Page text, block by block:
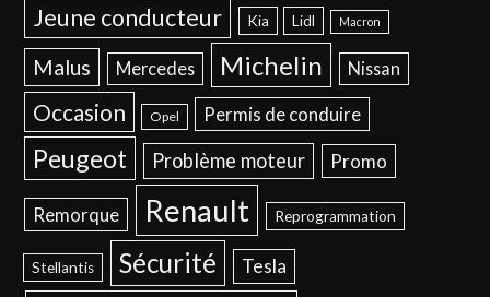
Jeune conducteur Kia Lidl Macron
Malus Mercedes Michelin Nissan
Occasion Opel Permis de conduire
Peugeot Problème moteur Promo
Remorque Renault Reprogrammation
Stellantis Sécurité Tesla